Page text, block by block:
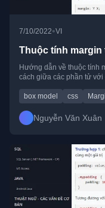
7/10/2022•VI
Thuộc tính margin
Hướng dẫn về thuộc tính
cách giữa các phần tử với
box model css
Nguyễn Văn Xuân